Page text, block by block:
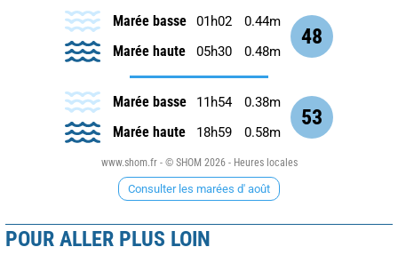
48
Marée basse 01h02 0.44m
Marée haute 05h30 0.48m
53
Marée basse 11h54 0.38m
Marée haute 18h59 0.58m
www.shom.fr - © SHOM 2026 - Heures locales
Consulter les marées d' août
POUR ALLER PLUS LOIN